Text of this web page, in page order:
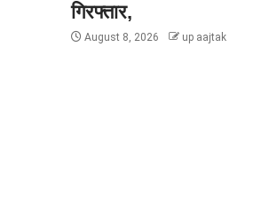
गिरफ्तार,
August 8, 2026 up aajtak